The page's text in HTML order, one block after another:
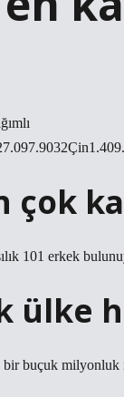
çok
101 erkek
ülke
bir buçuk